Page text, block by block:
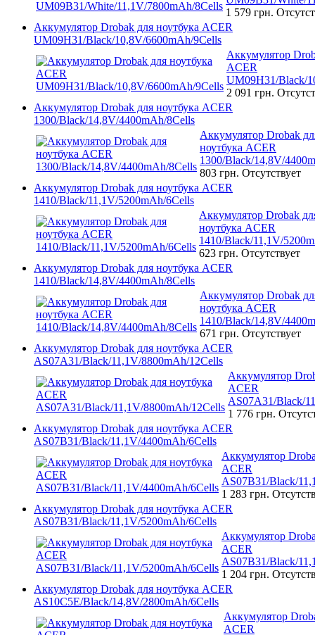
1 579 грн.
Аккумулятор Drobak для ноутбука ACER
UM09H31/Black/10,8V/6600mAh/9Cells
Аккумулятор
ACER
UM09H31/Black/
2 091 грн.
Аккумулятор Drobak для ноутбука ACER
1300/Black/14,8V/4400mAh/8Cells
Аккумулятор Drobak
ноутбука ACER
1300/Black/14,8V/
803 грн. Отсутствует
Аккумулятор Drobak для ноутбука ACER
1410/Black/11,1V/5200mAh/6Cells
Аккумулятор Drobak
ноутбука ACER
1410/Black/11,1V/
623 грн. Отсутствует
Аккумулятор Drobak для ноутбука ACER
1410/Black/14,8V/4400mAh/8Cells
Аккумулятор Drobak
ноутбука ACER
1410/Black/14,8V/
671 грн. Отсутствует
Аккумулятор Drobak для ноутбука ACER
AS07A31/Black/11,1V/8800mAh/12Cells
Аккумулятор
ACER
AS07A31/Black/
1 776 грн.
Аккумулятор Drobak для ноутбука ACER
AS07B31/Black/11,1V/4400mAh/6Cells
Аккумулятор
ACER
AS07B31/Black/
1 283 грн.
Аккумулятор Drobak для ноутбука ACER
AS07B31/Black/11,1V/5200mAh/6Cells
Аккумулятор
ACER
AS07B31/Black/
1 204 грн.
Аккумулятор Drobak для ноутбука ACER
AS10C5E/Black/14,8V/2800mAh/6Cells
Аккумулятор
ACER